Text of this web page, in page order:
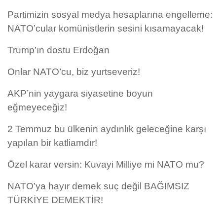
Partimizin sosyal medya hesaplarına engelleme:
NATO’cular komünistlerin sesini kısamayacak!
Trump’ın dostu Erdoğan
Onlar NATO’cu, biz yurtseveriz!
AKP’nin yaygara siyasetine boyun
eğmeyeceğiz!
2 Temmuz bu ülkenin aydınlık geleceğine karşı
yapılan bir katliamdır!
Özel karar versin: Kuvayi Milliye mi NATO mu?
NATO’ya hayır demek suç değil BAĞIMSIZ
TÜRKİYE DEMEKTİR!